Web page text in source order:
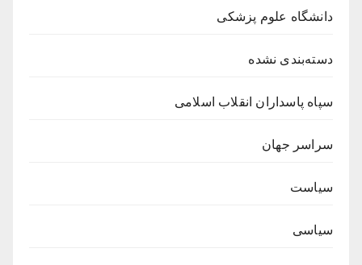
دانشگاه علوم پزشکی
دسته‌بندی نشده
سپاه پاسداران انقلاب اسلامی
سراسر جهان
سیاست
سیاسی